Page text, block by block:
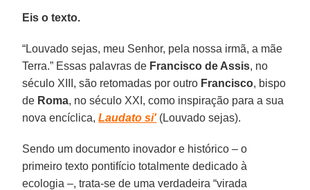
Eis o texto.
“Louvado sejas, meu Senhor, pela nossa irmã, a mãe
Terra.” Essas palavras de Francisco de Assis, no
século XIII, são retomadas por outro Francisco, bispo
de Roma, no século XXI, como inspiração para a sua
nova encíclica,Laudato si' (Louvado sejas).
Sendo um documento inovador e histórico – o
primeiro texto pontifício totalmente dedicado à
ecologia –, trata-se de uma verdadeira “virada